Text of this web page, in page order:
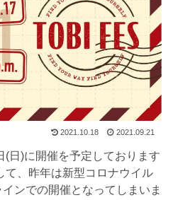
2021.10.18 2021.09.21
日)に開催を予定しております
て、昨年は新型コロナウイル
ンでの開催となってしまいま